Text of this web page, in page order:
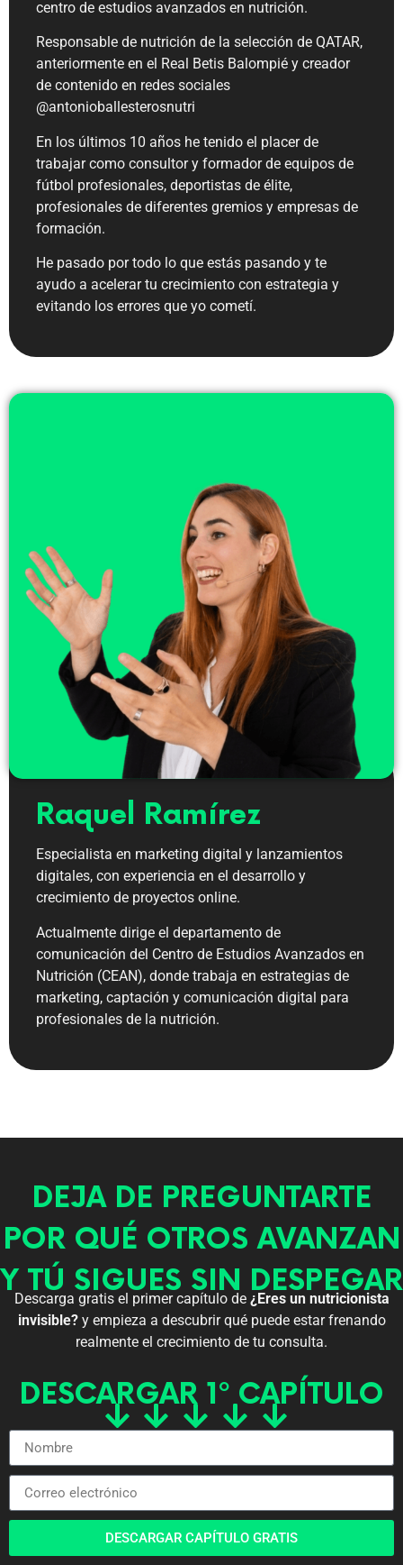
centro de estudios avanzados en nutrición.
Responsable de nutrición de la selección de QATAR,
anteriormente en el Real Betis Balompié y creador
de contenido en redes sociales
@antonioballesterosnutri
En los últimos 10 años he tenido el placer de
trabajar como consultor y formador de equipos de
fútbol profesionales, deportistas de élite,
profesionales de diferentes gremios y empresas de
formación.
He pasado por todo lo que estás pasando y te
ayudo a acelerar tu crecimiento con estrategia y
evitando los errores que yo cometí.
Raquel Ramírez
Especialista en marketing digital y lanzamientos
digitales, con experiencia en el desarrollo y
crecimiento de proyectos online.
Actualmente dirige el departamento de
comunicación del Centro de Estudios Avanzados en
Nutrición (CEAN), donde trabaja en estrategias de
marketing, captación y comunicación digital para
profesionales de la nutrición.
DEJA DE PREGUNTARTE
POR QUÉ OTROS AVANZAN
Y TÚ SIGUES SIN DESPEGAR
Descarga gratis el primer capítulo de ¿Eres un nutricionista
invisible?y empieza a descubrir qué puede estar frenando
realmente el crecimiento de tu consulta.
DESCARGAR 1º CAPÍTULO
DESCARGAR CAPÍTULO GRATIS